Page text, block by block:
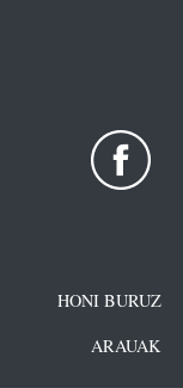
HONI BURUZ
ARAUAK